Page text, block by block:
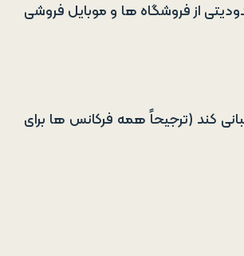
از فروشگاه ها و موبایل فروشی
کند (ترجیحاً همه فرکانس ها برای